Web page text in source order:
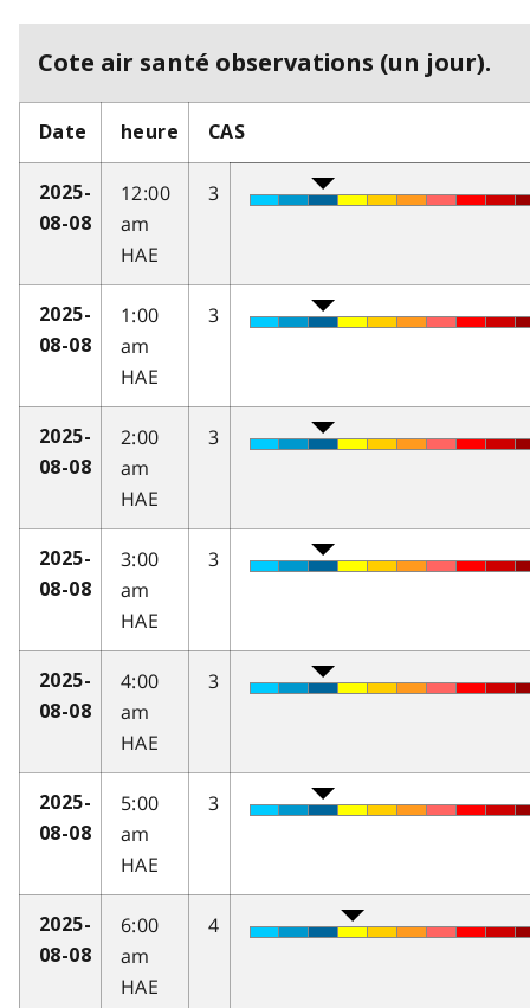
Cote air santé observations (un jour).
Date heure CAS
2025-
08-08
12:00
am
HAE
3
2025-
08-08
1:00
am
HAE
3
2025-
08-08
2:00
am
HAE
3
2025-
08-08
3:00
am
HAE
3
2025-
08-08
4:00
am
HAE
3
2025-
08-08
5:00
am
HAE
3
2025-
08-08
6:00
am
HAE
4